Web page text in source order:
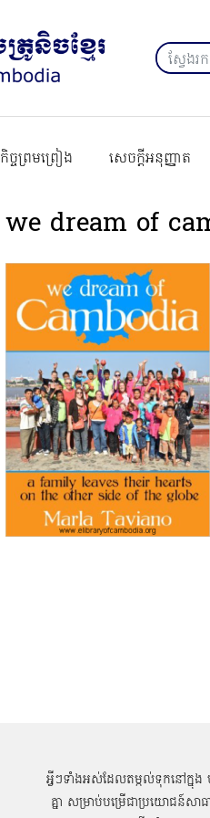
កិច្ចព្រមព្រៀង សេចក្ដីអនុញ្ញាត
we dream of
អ្វីៗទាំងអស់ដែលតម្កល់ទុកនៅក្នុង
គ្នា សម្រាប់បម្រើជាប្រយោជន៍ស